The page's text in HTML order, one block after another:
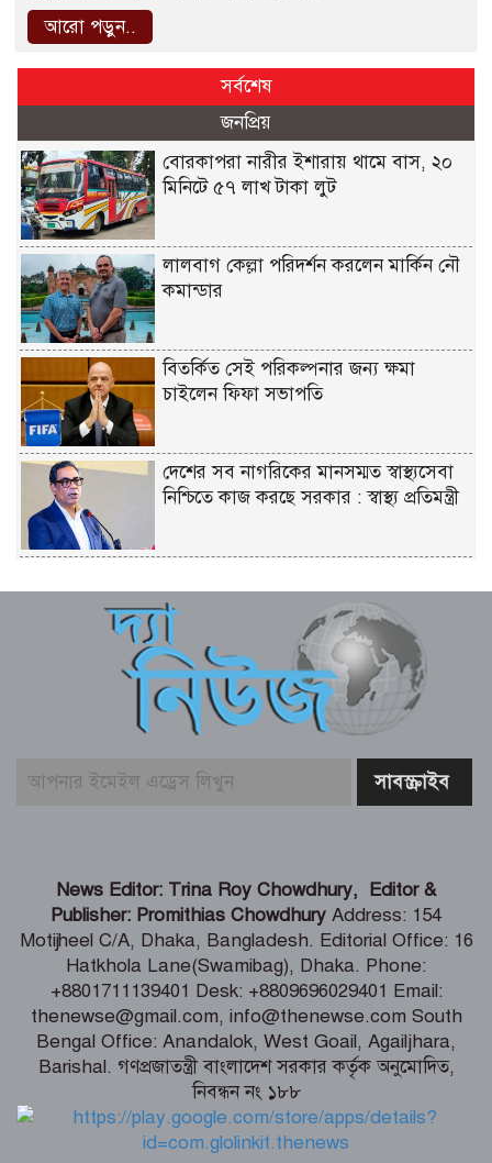
আরো পড়ুন..
সর্বশেষ
জনপ্রিয়
বোরকাপরা নারীর ইশারায় থামে বাস, ২০
মিনিটে ৫৭ লাখ টাকা লুট
লালবাগ কেল্লা পরিদর্শন করলেন মার্কিন নৌ
কমান্ডার
বিতর্কিত সেই পরিকল্পনার জন্য ক্ষমা
চাইলেন ফিফা সভাপতি
দেশের সব নাগরিকের মানসম্মত স্বাস্থ্যসেবা
নিশ্চিতে কাজ করছে সরকার : স্বাস্থ্য প্রতিমন্ত্রী
মুসলিম দেশগুলোর বৈঠক
ডিএমপির ২৪ ঘণ্টার অভিযানে গ্রেপ্তার ৪৬৬
জন, মামলা ৫৭
নড়াইলে পুলিশের অভিযানে ডাকাত গ্রেপ্তার
শতবর্ষের চলাচলের পথ বন্ধ, অবরুদ্ধ
সংখ্যালঘু তিন পরিবার
ট্রাম্পের হেলিকপ্টারের কাছাকাছি যাত্রীবাহী
বিমান, তদন্ত শুরু
রোমে বাংলাদেশ দূতাবাসে ‘জুলাই
গণঅভ্যুত্থান দিবস ২০২৬’ উদযাপিত:
প্রবাসীদের ঐক্যবদ্ধ ভূমিকার আহ্বান
News Editor: Trina Roy Chowdhury, Editor &
Publisher: Promithias Chowdhury Address: 154
Motijheel C/A, Dhaka, Bangladesh. Editorial Office: 16
Hatkhola Lane(Swamibag), Dhaka. Phone:
+8801711139401 Desk: +8809696029401 Email:
thenewse@gmail.com, info@thenewse.com South
Bengal Office: Anandalok, West Goail, Agailjhara,
Barishal. গণপ্রজাতন্ত্রী বাংলাদেশ সরকার কর্তৃক অনুমোদিত,
নিবন্ধন নং ১৮৮